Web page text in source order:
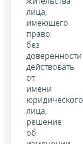
лица,
имеющего
право
без
доверенности
действовать
от
имени
юридического
лица,
решение
об